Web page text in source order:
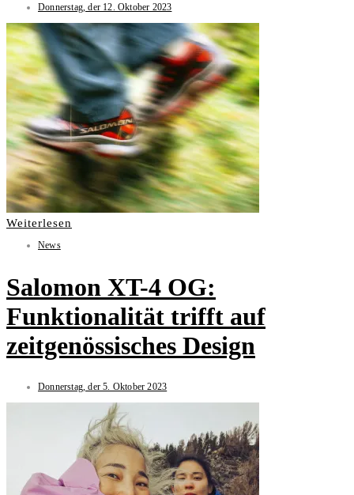
Donnerstag, der 12. Oktober 2023
Weiterlesen
News
Salomon XT-4 OG:
Funktionalität trifft auf
zeitgenössisches Design
Donnerstag, der 5. Oktober 2023